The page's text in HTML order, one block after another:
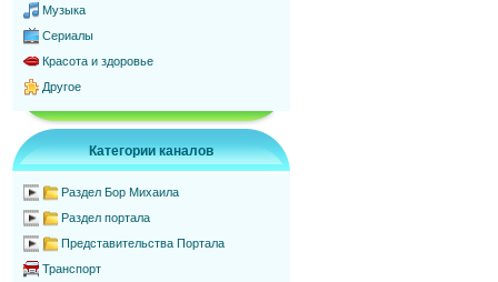
Музыка
Сериалы
Красота и здоровье
Другое
Категории каналов
Раздел Бор Михаила
Раздел портала
Представительства Портала
Транспорт